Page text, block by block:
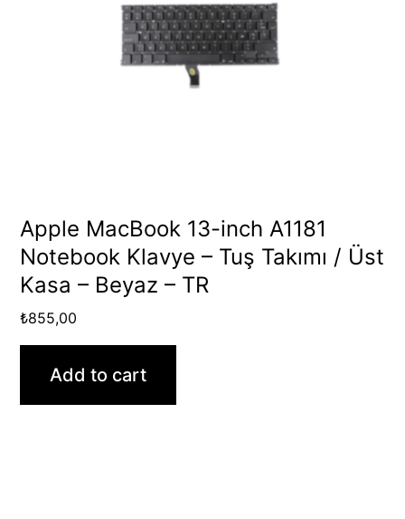
Apple MacBook 13-inch A1181
Notebook Klavye – Tuş Takımı / Üst
Kasa – Beyaz – TR
₺855,00
Add to cart